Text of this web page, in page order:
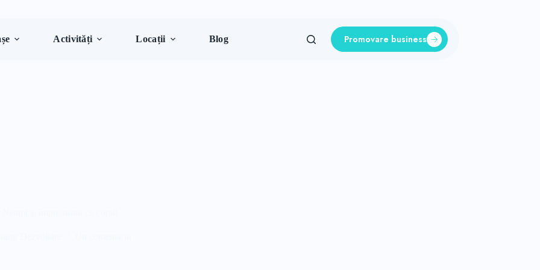
Activități Locații Blog Promovare business